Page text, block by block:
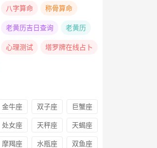
八字算命 称骨算命
老黄历吉日查询 老黄历
心理测试 塔罗牌在线占卜
金牛座 双子座 巨蟹座
处女座 天秤座 天蝎座
摩羯座 水瓶座 双鱼座